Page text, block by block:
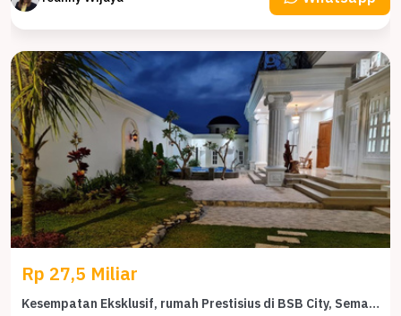
Rp 27,5 Miliar
Kesempatan Eksklusif, rumah Prestisius di BSB City, Semarang, LB 1100m²